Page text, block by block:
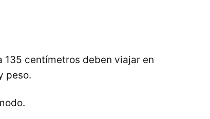
135 centímetros deben viajar en
peso.